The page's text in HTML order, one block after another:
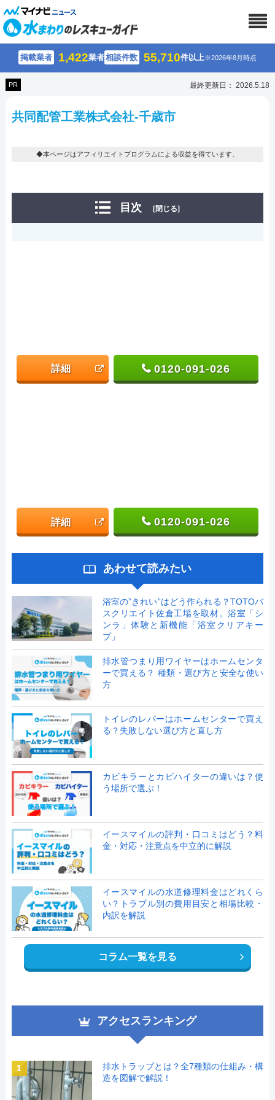
掲載業者 1,422業者相談件数 55,710件以上※2026年8月時点
PR 最終更新日： 2026.5.18
共同配管工業株式会社-千歳市
◆本ページはアフィリエイトプログラムによる収益を得ています。
目次 [閉じる]
詳細 0120-091-026
詳細 0120-091-026
あわせて読みたい
浴室の”きれい”はどう作られる？TOTOバ
スクリエイト佐倉工場を取材。浴室「シ
ンラ」体験と新機能「浴室クリアキー
プ」
排水管つまり用ワイヤーはホームセンタ
ーで買える？ 種類・選び方と安全な使い
方
トイレのレバーはホームセンターで買え
る？失敗しない選び方と直し方
カビキラーとカビハイターの違いは？使
う場所で選ぶ！
イースマイルの評判・口コミはどう？料
金・対応・注意点を中立的に解説
イースマイルの水道修理料金はどれくら
い？トラブル別の費用目安と相場比較・
内訳を解説
コラム一覧を見る
アクセスランキング
1
排水トラップとは？全7種類の仕組み・構
造を図解で解説！